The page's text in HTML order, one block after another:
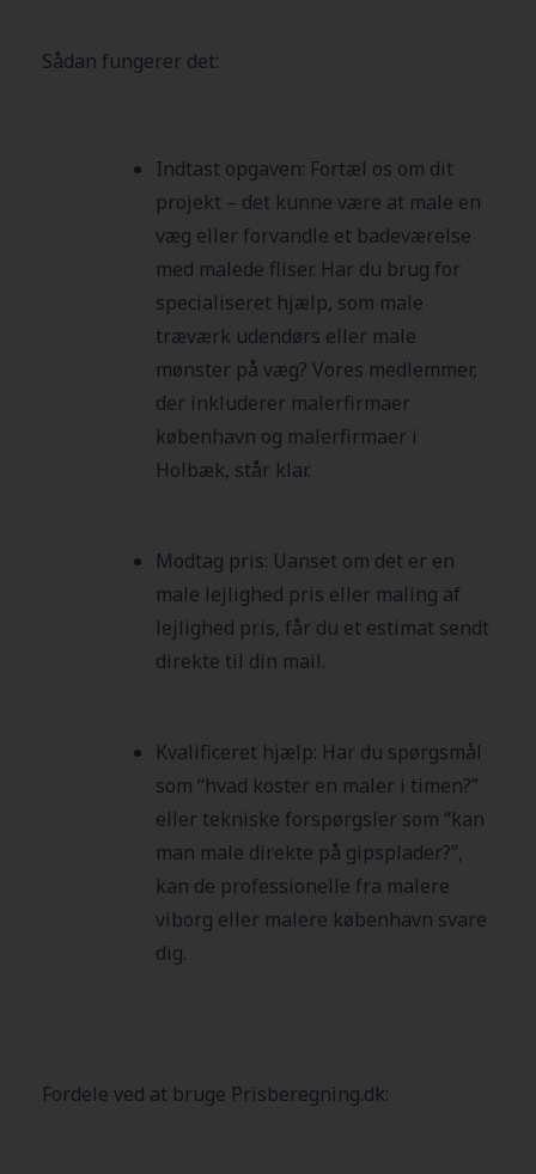
Sådan fungerer det:
Indtast opgaven: Fortæl os om dit
projekt – det kunne være at male en
væg eller forvandle et badeværelse
med malede fliser. Har du brug for
specialiseret hjælp, som male
træværk udendørs eller male
mønster på væg? Vores medlemmer,
der inkluderer malerfirmaer
københavn og malerfirmaer i
Holbæk, står klar.
Modtag pris: Uanset om det er en
male lejlighed pris eller maling af
lejlighed pris, får du et estimat sendt
direkte til din mail.
Kvalificeret hjælp: Har du spørgsmål
som “hvad koster en maler i timen?”
eller tekniske forspørgsler som “kan
man male direkte på gipsplader?”,
kan de professionelle fra malere
viborg eller malere københavn svare
dig.
Fordele ved at bruge Prisberegning.dk: